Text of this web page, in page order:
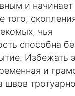
и начинает
того,
чья
способна
Избежать
и
швов